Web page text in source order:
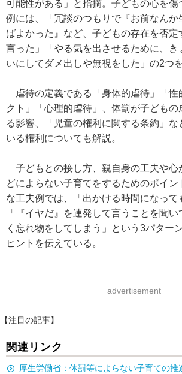
可能性がある」と指摘。子どもの心を傷
例には、「冗談のつもりで『お前なんか
ばよかった』など、子どもの存在を否定
言った」「やる気を出させるために、き
いにしてダメ出しや無視をした」の2つ
虐待の定義である「身体的虐待」「性
クト」「心理的虐待」、体罰が子どもの
る影響、「児童の権利に関する条約」な
いる権利についても解説。
子どもとの接し方、親自身の工夫や心
どによらない子育てをするためのポイン
な工夫例では、「出かける時間になって
「『イヤだ』を連発して言うことを聞
く忘れ物をしてしまう」という3パター
ヒントを伝えている。
advertisement
【注目の記事】
関連リンク
厚生労働省：体罰等によらない子育ての